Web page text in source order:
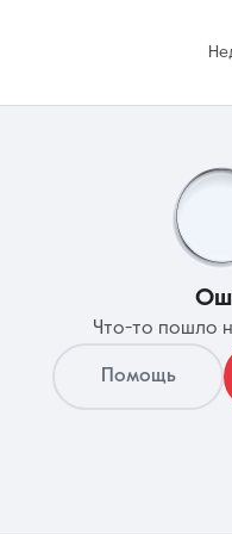
Что-то пошло
Помощь